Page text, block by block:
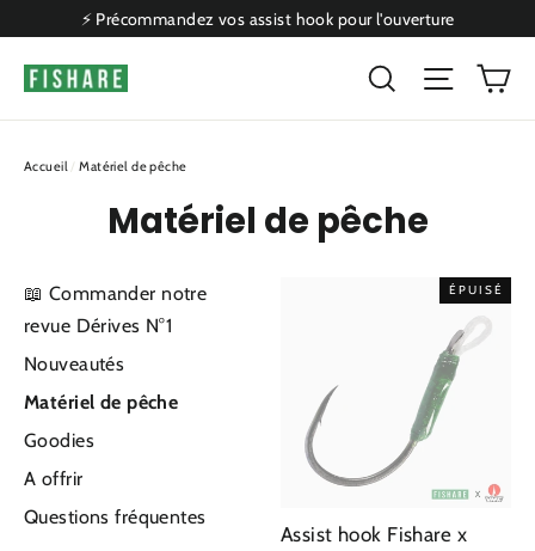
contenu
⚡ Précommandez vos assist hook pour l'ouverture
Rechercher
Accueil / Matériel de pêche
Matériel de pêche
📖 Commander notre
revue Dérives N°1
Nouveautés
Matériel de pêche
Goodies
A offrir
Questions fréquentes
ÉPUISÉ
Assist hook Fishare x